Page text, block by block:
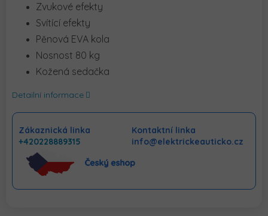
Zvukové efekty
Svítící efekty
Pěnová EVA kola
Nosnost 80 kg
Kožená sedačka
Detailní informace
Zákaznická linka
+420228889315
Kontaktní linka
info@elektrickeauticko.cz